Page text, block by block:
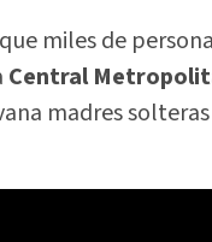
miles de
Central
madres